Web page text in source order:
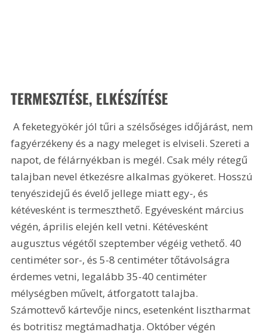
TERMESZTÉSE, ELKÉSZÍTÉSE
A feketegyökér jól tűri a szélsőséges időjárást, nem
fagyérzékeny és a nagy meleget is elviseli. Szereti a
napot, de félárnyékban is megél. Csak mély rétegű
talajban nevel étkezésre alkalmas gyökeret. Hosszú
tenyészidejű és évelő jellege miatt egy-, és
kétévesként is termeszthető. Egyévesként március
végén, április elején kell vetni. Kétévesként
augusztus végétől szeptember végéig vethető. 40
centiméter sor-, és 5-8 centiméter tőtávolságra
érdemes vetni, legalább 35-40 centiméter
mélységben művelt, átforgatott talajba.
Számottevő kártevője nincs, esetenként lisztharmat
és botritisz megtámadhatja. Október végén